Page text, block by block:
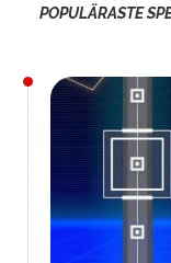
POPULÄRASTE